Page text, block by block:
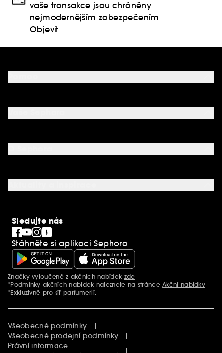
vaše transakce jsou chráněny
nejmodernějším zabezpečením
Objevit
FAQ
Podmínky Nabídek
Kontaktujte nás
Mapa stránky
Můj účet
Aplikace SEPHORA
Nastavení souborů cookie
O společnosti Sephora
Kariéra
SEPHORiA
Blog Sephora
Singles´ Day
Black Friday
Cyber Monday
Vánoce
Sledujte nás
Stáhněte si aplikaci Sephora
Další informace
Značky vyloučené z akčních nabídek zde
*Podmínky akčních nabídek naleznete na stránceAkční nabídky
*Exkluzivně pro síť parfumerií.
Všeobecné podmínky
Všeobecné prodejní podmínky
Právní informace